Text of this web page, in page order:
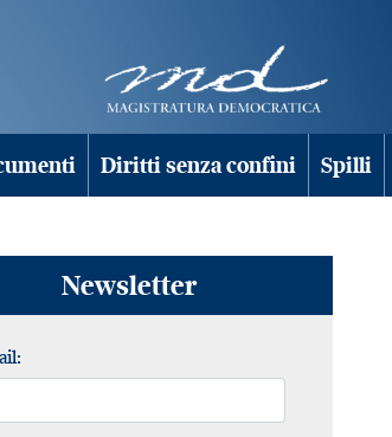
Diritti senza confini Spilli
Newsletter